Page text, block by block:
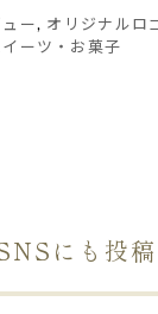
ー, オリジナルロ
ーツ・お菓子
にも投稿